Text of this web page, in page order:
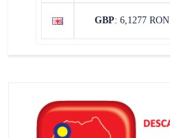
GBP: 6,1277 RON